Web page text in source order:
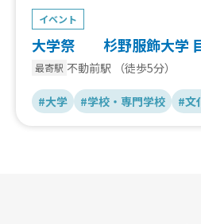
イベント
大学祭 杉野服飾大学
最寄駅 不動前駅 （徒歩5分）
#大学 #学校・専門学校 #文